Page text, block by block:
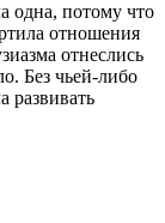
одна, потому что
отношения
отнеслись
Без чьей-либо
развивать